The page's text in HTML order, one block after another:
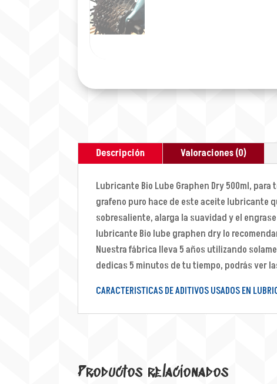
Descripción Valoraciones (0)
Lubricante Bio Lube Graphen Dry 500ml,
grafeno puro hace de este aceite lubricante
sobresaliente, alarga la suavidad y el
lubricante Bio lube graphen dry lo
Nuestra fábrica lleva 5 años utilizando
dedicas 5 minutos de tu tiempo, podrás ver
CARACTERISTICAS DE ADITIVOS USADOS EN
Productos relacionados